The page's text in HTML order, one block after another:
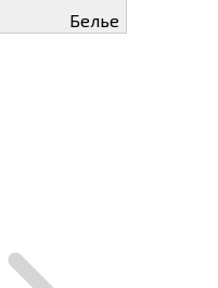
Белье